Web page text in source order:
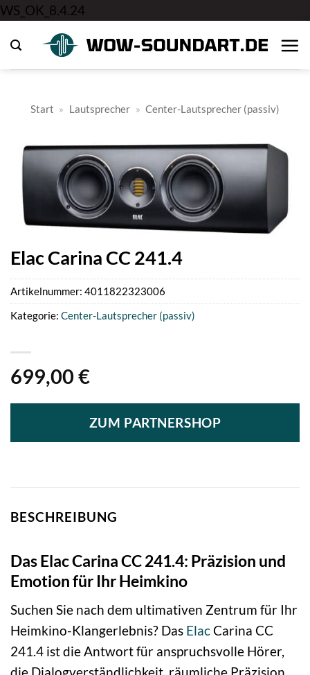
WS_OK_8.4.24
springen
Start » Lautsprecher » Center-Lautsprecher (passiv)
Elac Carina CC 241.4
699,00 €
ZUM PARTNERSHOP
Artikelnummer: 4011822323006
Kategorie: Center-Lautsprecher (passiv)
BESCHREIBUNG
Das Elac Carina CC 241.4: Präzision und
Emotion für Ihr Heimkino
Suchen Sie nach dem ultimativen Zentrum für Ihr
Heimkino-Klangerlebnis? Das ElacCarina CC
241.4 ist die Antwort für anspruchsvolle Hörer,